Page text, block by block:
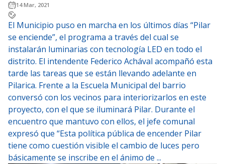
14 Mar, 2021
El Municipio puso en marcha en los últimos días “Pilar
se enciende”, el programa a través del cual se
instalarán luminarias con tecnología LED en todo el
distrito. El intendente Federico Achával acompañó esta
tarde las tareas que se están llevando adelante en
Pilarica. Frente a la Escuela Municipal del barrio
conversó con los vecinos para interiorizarlos en este
proyecto, con el que se iluminará Pilar. Durante el
encuentro que mantuvo con ellos, el jefe comunal
expresó que “Esta política pública de encender Pilar
tiene como cuestión visible el cambio de luces pero
básicamente se inscribe en el ánimo de ...